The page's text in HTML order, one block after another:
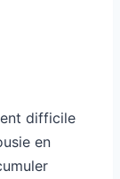
difficile
en